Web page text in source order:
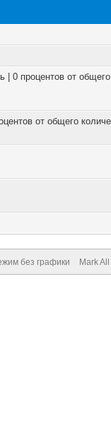
| 0 процентов от общего
от общего
без графики Mark